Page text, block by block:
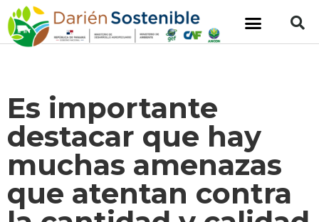
Es importante
destacar que hay
muchas amenazas
que atentan contra